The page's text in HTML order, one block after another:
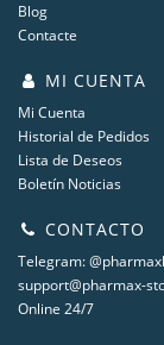
Blog
Contacte
MI CUENTA
Mi Cuenta
Historial de Pedidos
Lista de Deseos
Boletín Noticias
CONTACTO
Telegram:
support@pharmax-
Online 24/7